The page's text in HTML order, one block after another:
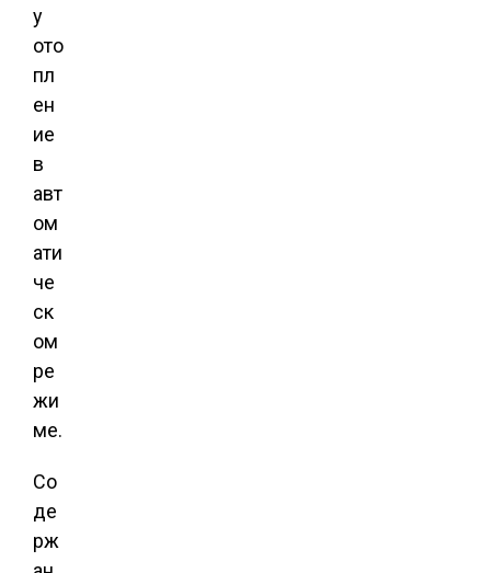
у
ото
пл
ен
ие
в
авт
ом
ати
че
ск
ом
ре
жи
ме.
Со
де
рж